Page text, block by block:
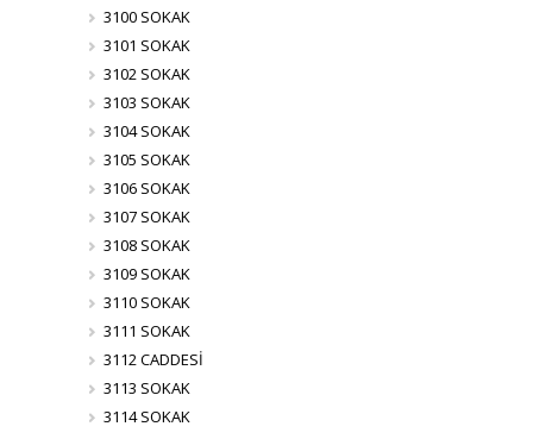
3100 SOKAK
3101 SOKAK
3102 SOKAK
3103 SOKAK
3104 SOKAK
3105 SOKAK
3106 SOKAK
3107 SOKAK
3108 SOKAK
3109 SOKAK
3110 SOKAK
3111 SOKAK
3112 CADDESİ
3113 SOKAK
3114 SOKAK